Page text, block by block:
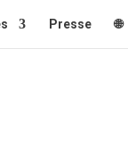
Presse 🌐